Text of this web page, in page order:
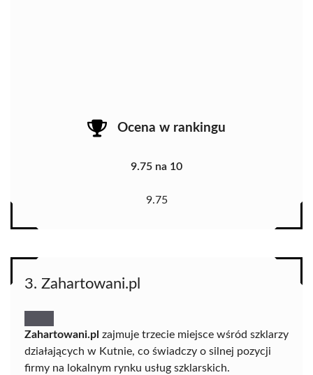
Ocena w rankingu
9.75 na 10
9.75
3. Zahartowani.pl
Zahartowani.pl zajmuje trzecie miejsce wśród szklarzy
działających w Kutnie, co świadczy o silnej pozycji
firmy na lokalnym rynku usług szklarskich.